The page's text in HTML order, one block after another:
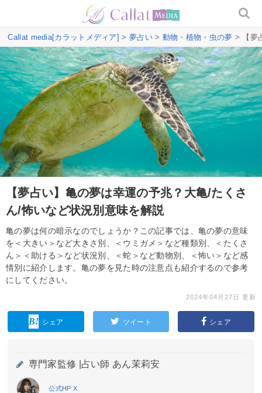
Callat media[カラットメディア] > 夢占い> 動物・植物・虫の夢 > 【夢
【夢占い】亀の夢は幸運の予兆？大亀/たくさ
ん/怖いなど状況別意味を解説
亀の夢は何の暗示なのでしょうか？この記事では、亀の夢の意味
を＜大きい＞など大きさ別、＜ウミガメ＞など種類別、＜たくさ
ん＞＜助ける＞など状況別、＜蛇＞など動物別、＜怖い＞など感
情別に紹介します。亀の夢を見た時の注意点も紹介するので参考
にしてください。
2024年04月27日 更新
シェア ツイート シェア
専門家監修 | 占い師 あん茉莉安
公式HP X